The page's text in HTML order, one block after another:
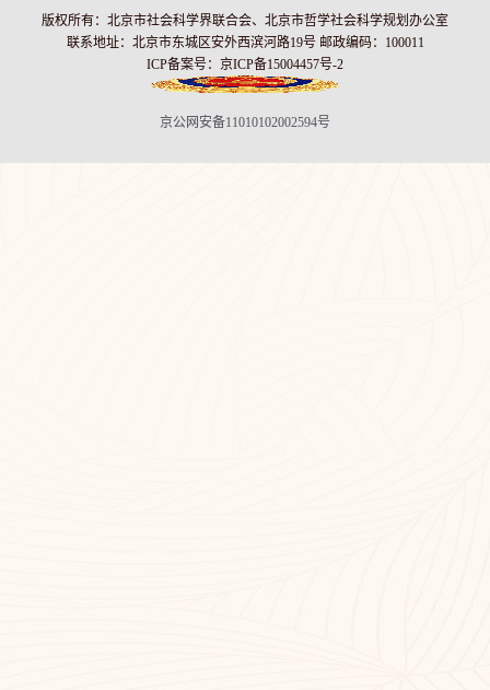
版权所有：北京市社会科学界联合会、北京市哲学社会科学规划办公室
联系地址：北京市东城区安外西滨河路19号 邮政编码：100011
ICP备案号：京ICP备15004457号-2
京公网安备11010102002594号